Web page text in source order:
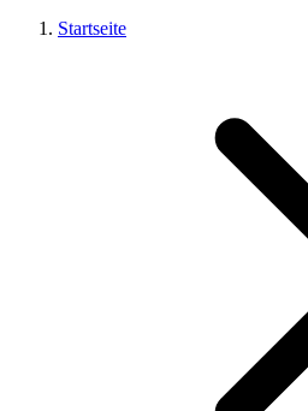
Startseite